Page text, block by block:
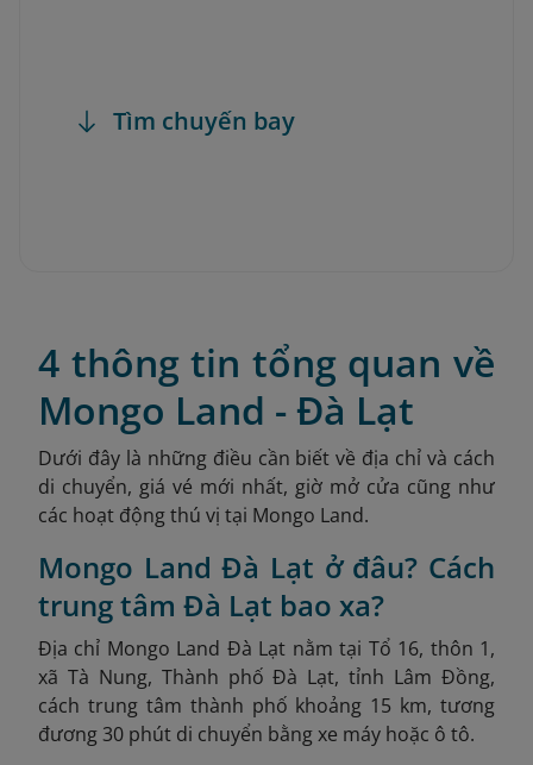
Tìm chuyến bay
4 thông tin tổng quan về
Mongo Land - Đà Lạt
Dưới đây là những điều cần biết về địa chỉ và cách
di chuyển, giá vé mới nhất, giờ mở cửa cũng như
các hoạt động thú vị tại Mongo Land.
Mongo Land Đà Lạt ở đâu? Cách
trung tâm Đà Lạt bao xa?
Địa chỉ Mongo Land Đà Lạt nằm tại Tổ 16, thôn 1,
xã Tà Nung, Thành phố Đà Lạt, tỉnh Lâm Đồng,
cách trung tâm thành phố khoảng 15 km, tương
đương 30 phút di chuyển bằng xe máy hoặc ô tô.